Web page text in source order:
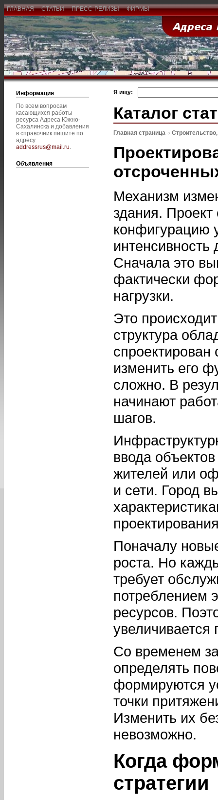
ГЛАВНАЯ СТАТЬИ ПРЕСС-РЕЛИЗЫ ФИРМЫ
Информация
По всем вопросам
касающихся работы
ресурса Адреса Южно-
Сахалинска и добавления
в справочник пишите по
адресу
addressrus@mail.ru.
Объявления
Я ищу:
Каталог
Главная страница
Механизм
здания. Проект
конфигурацию
Сначала это
фактически
нагрузки.
Это
структура
изменить его
сложно. В
начинают
шагов.
ввода
жителей или
и сети. Город
Поначалу
роста. Но
требует
потреблением
ресурсов.
увеличивается
Со временем
определять
формируются
точки
Изменить их
невозможно.
Когда
стратегии